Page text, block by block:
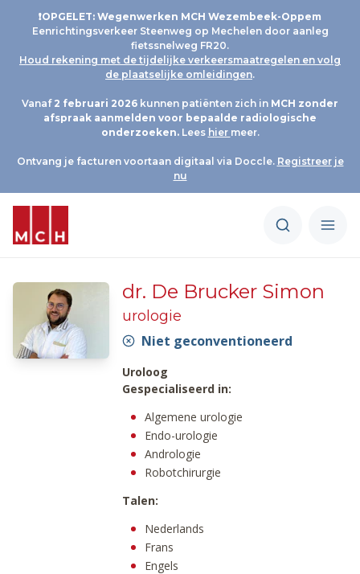
❗OPGELET: Wegenwerken MCH Wezembeek-Oppem
Eenrichtingsverkeer Steenweg op Mechelen door aanleg
fietssnelweg FR20.
Houd rekening met de tijdelijke verkeersmaatregelen en volg
de plaatselijke omleidingen.
Vanaf 2 februari 2026 kunnen patiënten zich in MCH zonder
afspraak aanmelden voor bepaalde radiologische
onderzoeken.Lees hier meer.
Ontvang je facturen voortaan digitaal via Doccle. Registreer je
nu
dr. De Brucker Simon
urologie
Niet geconventioneerd
Uroloog
Gespecialiseerd in:
Algemene urologie
Endo-urologie
Andrologie
Robotchirurgie
Talen:
Nederlands
Frans
Engels